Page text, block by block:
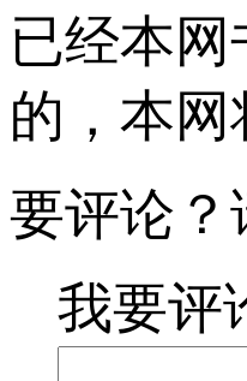
已经本
的，本
要评论？
我要评